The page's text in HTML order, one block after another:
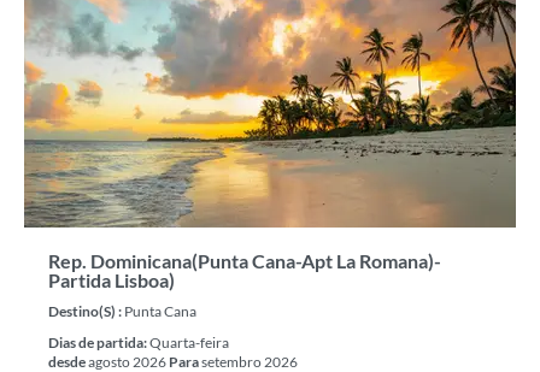
Rep. Dominicana(Punta Cana-Apt La Romana)-
Partida Lisboa)
Destino(s) : Punta Cana
Dias de partida:Quarta-feira
desdeagosto 2026 Parasetembro 2026